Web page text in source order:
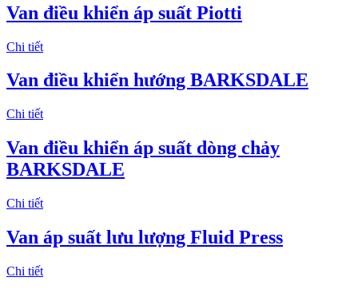
Van điều khiển áp suất Piotti
Chi tiết
Van điều khiển hướng BARKSDALE
Chi tiết
Van điều khiển áp suất dòng chảy
BARKSDALE
Chi tiết
Van áp suất lưu lượng Fluid Press
Chi tiết